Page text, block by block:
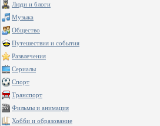
Люди и блоги
Музыка
Общество
Путешествия и события
Развлечения
Сериалы
Спорт
Транспорт
Фильмы и анимация
Хобби и образование